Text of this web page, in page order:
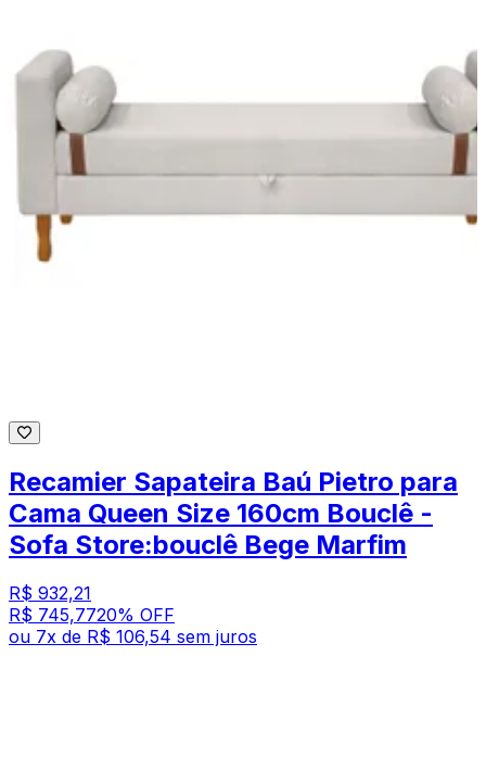
Recamier Sapateira Baú Pietro para
Cama Queen Size 160cm Bouclê -
Sofa Store:bouclê Bege Marfim
R$ 932,21
R$ 745,7720% OFF
ou 7x de R$ 106,54 sem juros